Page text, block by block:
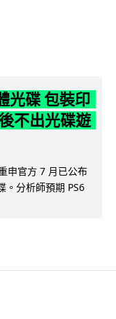
光碟 包裝印
不出光碟遊
申官方 7 月已公布
。分析師預期 PS6